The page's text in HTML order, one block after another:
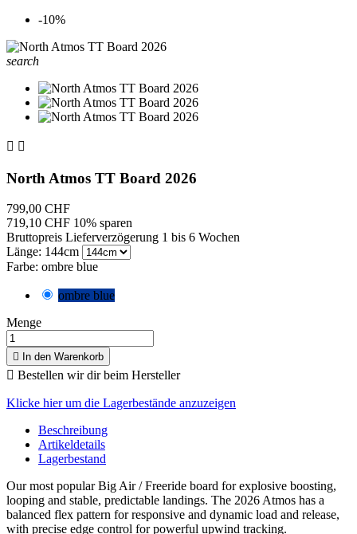
-10%
search
 
North Atmos TT Board 2026
799,00 CHF
719,10 CHF 10% sparen
Bruttopreis Lieferverzögerung 1 bis 6 Wochen
Länge: 144cm
Farbe: ombre blue
ombre blue
Menge
 In den Warenkorb
 Bestellen wir dir beim Hersteller
Klicke hier um die Lagerbestände anzuzeigen
Beschreibung
Artikeldetails
Lagerbestand
Our most popular Big Air / Freeride board for explosive boosting,
looping and stable, predictable landings. The 2026 Atmos has a
balanced flex pattern for responsive and dynamic load and release,
with precise edge control for powerful upwind tracking.